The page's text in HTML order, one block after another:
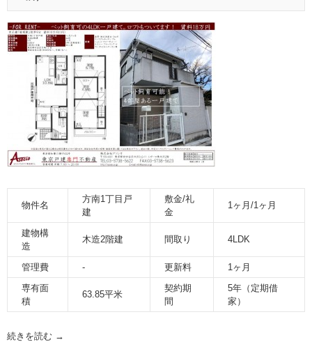
物件名
方南1丁目戸
建
敷金/礼
金
1ヶ月/1ヶ月
建物構
造
木造2階建 間取り 4LDK
管理費 - 更新料
1ヶ月
専有面
積
63.85平米
契約期
間
5年（定期借
家）
続きを読む →